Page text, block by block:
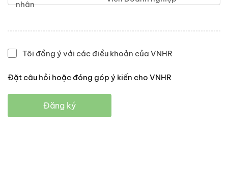
nhân
Tôi đồng ý với các điều khoản của VNHR
Đặt câu hỏi hoặc đóng góp ý kiến cho VNHR
Đăng ký